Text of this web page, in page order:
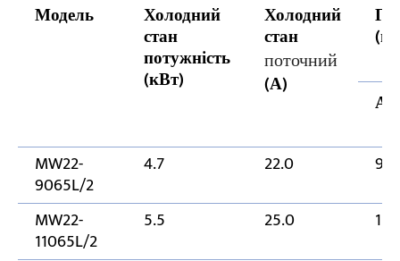
Модель Холодний
стан
потужність
(кВт)
Холодний
стан
поточний
(А)
А
MW22-
9065L/2
4.7 22.0
MW22-
11065L/2
5.5 25.0